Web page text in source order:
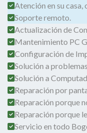
Atención en su casa,
Soporte remoto.
Actualización de
Mantenimiento PC
Configuración de
Solución a
Solución a
Reparación por
Reparación porque
Reparación porque
Servicio en todo